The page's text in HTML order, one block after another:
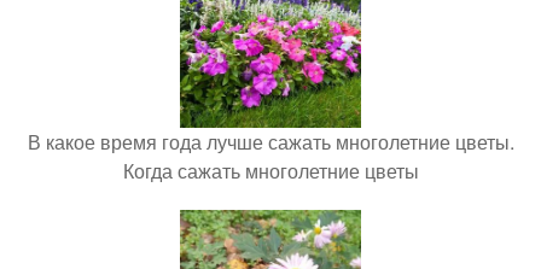
В какое время года лучше сажать многолетние цветы.
Когда сажать многолетние цветы